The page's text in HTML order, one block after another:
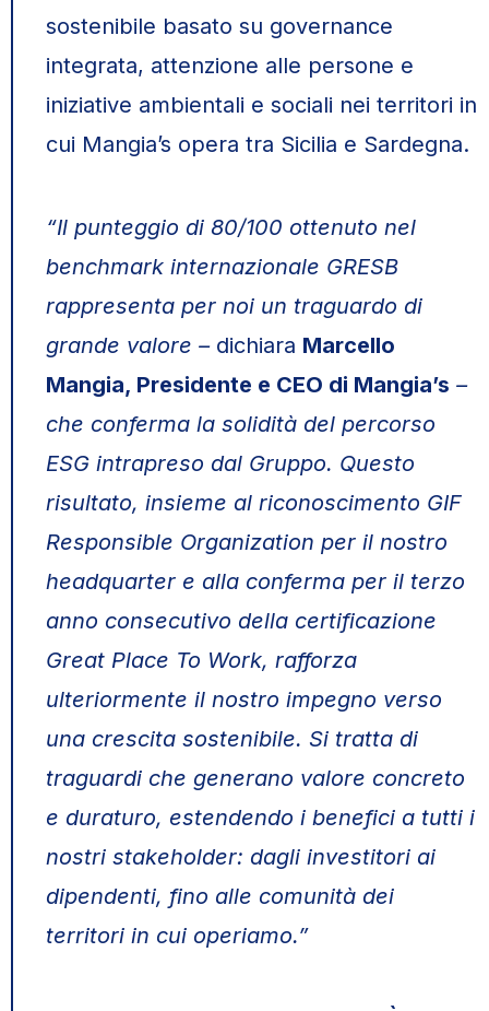
sostenibile basato su governance
integrata, attenzione alle persone e
iniziative ambientali e sociali nei territori in
cui Mangia’s opera tra Sicilia e Sardegna.
“Il punteggio di 80/100 ottenuto nel
benchmark internazionale GRESB
rappresenta per noi un traguardo di
grande valore – dichiara Marcello
Mangia, Presidente e CEO di Mangia’s –
che conferma la solidità del percorso
ESG intrapreso dal Gruppo. Questo
risultato, insieme al riconoscimento GIF
Responsible Organization per il nostro
headquarter e alla conferma per il terzo
anno consecutivo della certificazione
Great Place To Work, rafforza
ulteriormente il nostro impegno verso
una crescita sostenibile. Si tratta di
traguardi che generano valore concreto
e duraturo, estendendo i benefici a tutti i
nostri stakeholder: dagli investitori ai
dipendenti, fino alle comunità dei
territori in cui operiamo.”